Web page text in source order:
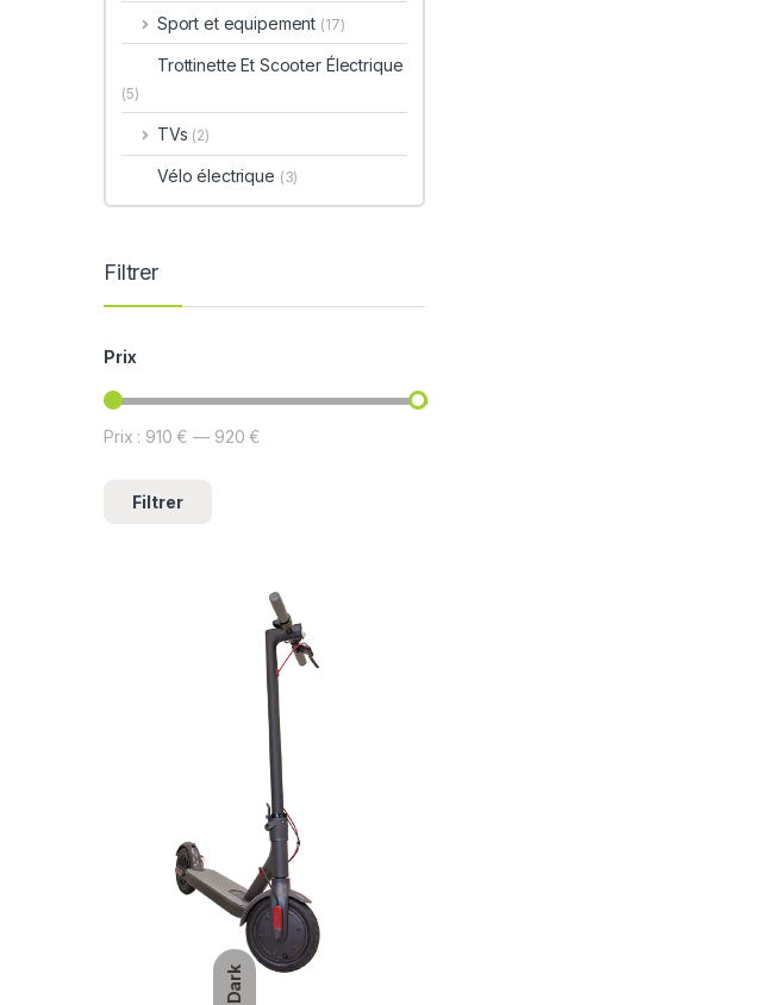
Dark
Sport et equipement (17)
Trottinette Et Scooter Électrique
(5)
TVs (2)
Vélo électrique (3)
Filtrer
Prix
Filtrer
Prix : 910 € — 920 €